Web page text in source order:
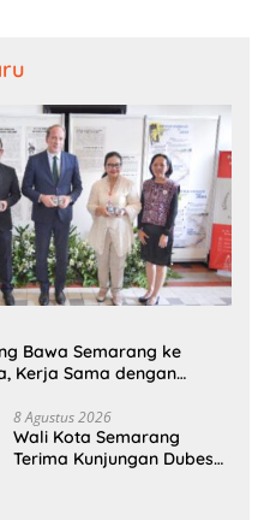
Bawa Semarang ke
Kerja Sama dengan
8 Agustus 2026
Wali Kota Semarang
Terima Kunjungan Dubes